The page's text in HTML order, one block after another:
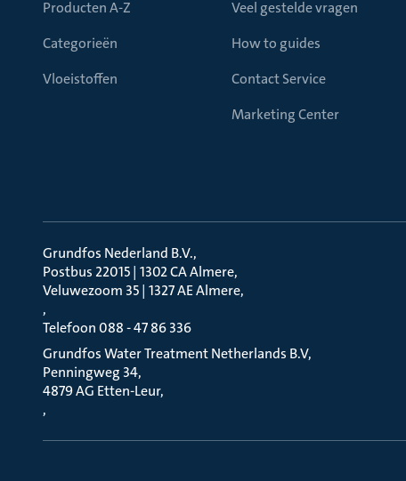
Producten A-Z
Categorieën
Vloeistoffen
Veel gestelde vragen
How to guides
Contact Service
Marketing Center
Grundfos Nederland B.V.
Postbus 22015 | 1302 CA Almere
Veluwezoom 35 | 1327 AE Almere
Telefoon 088 - 47 86 336
Grundfos Water Treatment Netherlands B.V
Penningweg 34
4879 AG Etten-Leur